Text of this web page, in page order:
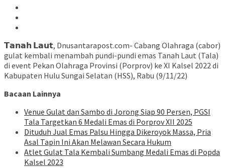
𝗧𝗮𝗻𝗮𝗵 𝗟𝗮𝘂𝘁, Dnusantarapost.com- Cabang Olahraga (cabor)
gulat kembali menambah pundi-pundi emas Tanah Laut (Tala)
di event Pekan Olahraga Provinsi (Porprov) ke XI Kalsel 2022 di
Kabupaten Hulu Sungai Selatan (HSS), Rabu (9/11/22)
Bacaan Lainnya
Venue Gulat dan Sambo di Jorong Siap 90 Persen, PGSI
Tala Targetkan 6 Medali Emas di Porprov XII 2025
Dituduh Jual Emas Palsu Hingga Dikeroyok Massa, Pria
Asal Tapin Ini Akan Melawan Secara Hukum
Atlet Gulat Tala Kembali Sumbang Medali Emas di Popda
Kalsel 2023